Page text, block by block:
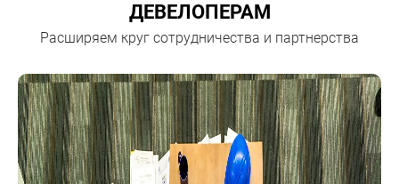
ДЕВЕЛОПЕРАМ
Расширяем круг сотрудничества и партнерства